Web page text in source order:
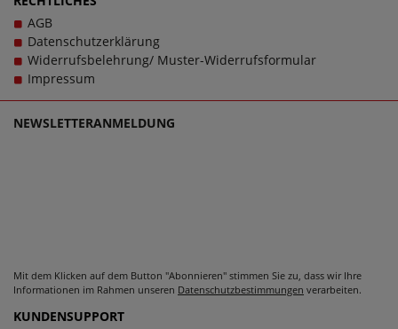
AGB
Datenschutzerklärung
Widerrufsbelehrung/ Muster-Widerrufsformular
Impressum
NEWSLETTERANMELDUNG
Mit dem Klicken auf dem Button "Abonnieren" stimmen Sie zu, dass wir Ihre
Informationen im Rahmen unseren Datenschutzbestimmungen verarbeiten.
KUNDENSUPPORT